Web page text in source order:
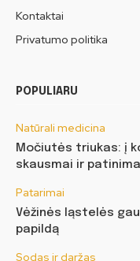
Kontaktai
Privatumo politika
POPULIARU
Natūrali medicina
Močiutės triukas: į
skausmai ir
Patarimai
Vėžinės ląstelės
papildą
Sodas ir daržas